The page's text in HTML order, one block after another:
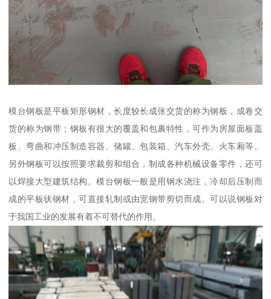
模台钢板是平板矩形钢材，长度较长成张交货的称为钢板，成卷交
货的称为钢带；钢板有很大的覆盖和包裹特性，可作为房屋面板盖
板、弯曲和冲压制造容器、储罐、包装箱、汽车外壳、火车厢等。
另外钢板可以按照要求裁剪和组合，制成各种机械设备零件，还可
以焊接大型建筑结构。模台钢板一般是用钢水浇注，冷却后压制而
成的平板状钢材，可直接轧制或由宽钢带剪切而成。可以说钢板对
于我国工业的发展有着不可替代的作用。